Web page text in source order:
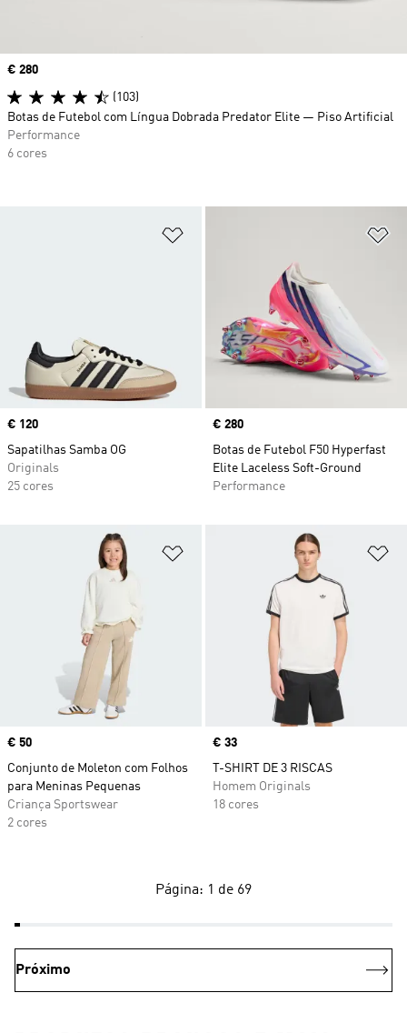
Adicionar à Lista de Desejos
Price
€ 120
Sapatilhas Samba OG
Originals
25 cores
Price
€ 280
Botas de Futebol F50 Hyperfast
Elite Laceless Soft-Ground
Performance
Adicionar à Lista de Desejos
Price
€ 50
Conjunto de Moleton com Folhos
para Meninas Pequenas
Criança Sportswear
2 cores
Price
€ 33
T-SHIRT DE 3 RISCAS
Homem Originals
18 cores
Price
€ 280
(103)
Botas de Futebol com Língua Dobrada Predator Elite — Piso Artificial
Performance
6 cores
Página: 1 de 69
Próximo